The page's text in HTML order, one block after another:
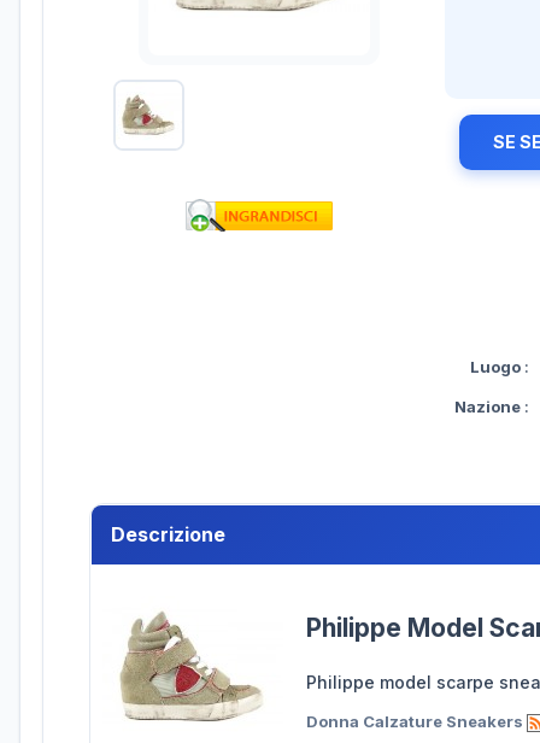
SE
Luogo :
Nazione :
Descrizione
Philippe Model
Philippe model scarpe
Donna Calzature Sneakers